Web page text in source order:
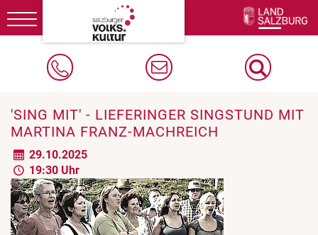
Toggle
navigation
'SING MIT' - LIEFERINGER SINGSTUND MIT
MARTINA FRANZ-MACHREICH
29.10.2025
19:30 Uhr